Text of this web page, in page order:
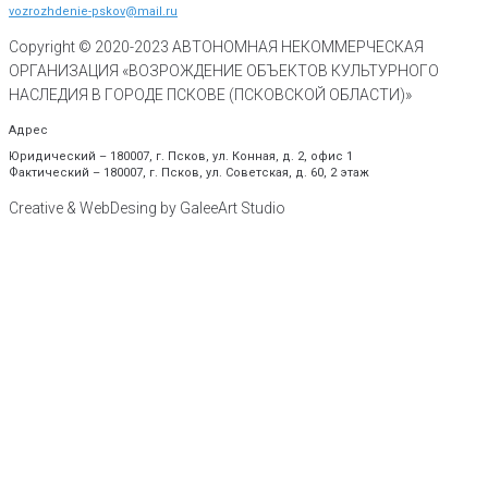
vozrozhdenie-pskov@mail.ru
Copyright © 2020-2023 АВТОНОМНАЯ НЕКОММЕРЧЕСКАЯ
ОРГАНИЗАЦИЯ «ВОЗРОЖДЕНИЕ ОБЪЕКТОВ КУЛЬТУРНОГО
НАСЛЕДИЯ В ГОРОДЕ ПСКОВЕ (ПСКОВСКОЙ ОБЛАСТИ)»
Адрес
Юридический – 180007, г. Псков, ул. Конная, д. 2, офис 1
Фактический – 180007, г. Псков, ул. Советская, д. 60, 2 этаж
Creative & WebDesing by GaleeArt Studio